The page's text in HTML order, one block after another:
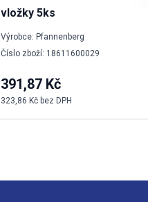
vložky 5ks
Výrobce: Pfannenberg
Číslo zboží: 18611600029
391,87 Kč
323,86 Kč bez DPH